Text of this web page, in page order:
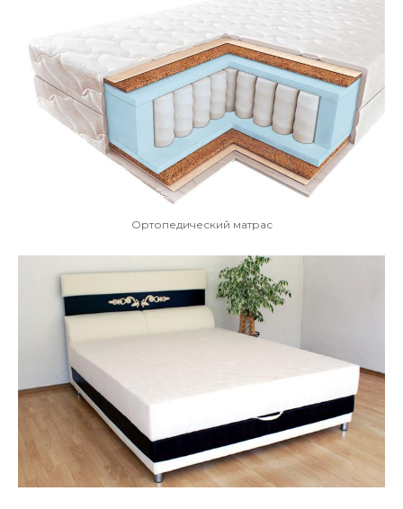
Ортопедический матрас